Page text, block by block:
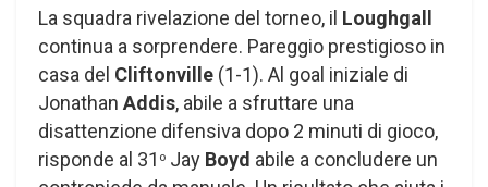
La squadra rivelazione del torneo, il Loughgall
continua a sorprendere. Pareggio prestigioso in
casa del Cliftonville (1-1). Al goal iniziale di
Jonathan Addis, abile a sfruttare una
disattenzione difensiva dopo 2 minuti di gioco,
risponde al 31 o Jay Boyd abile a concludere un